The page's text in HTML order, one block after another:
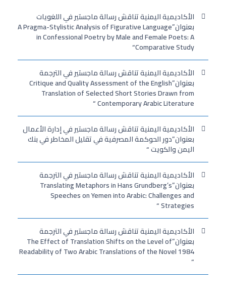
الأكاديمية اليمنية تناقش رسالة ماجستير في اللغويات
بعنوان”A Pragma-Stylistic Analysis of Figurative Language
in Confessional Poetry by Male and Female Poets: A
Comparative Study“
الأكاديمية اليمنية تناقش رسالة ماجستير في الترجمة
بعنوان”Critique and Quality Assessment of the English
Translation of Selected Short Stories Drawn from
Contemporary Arabic Literature “
الأكاديمية اليمنية تناقش رسالة ماجستير في إدارة الأعمال
بعنوان”دور الحوكمة المصرفية في تقليل المخاطر في بنك
اليمن والكويت “
الأكاديمية اليمنية تناقش رسالة ماجستير في الترجمة
بعنوان”Translating Metaphors in Hans Grundberg’s
Speeches on Yemen into Arabic: Challenges and
Strategies “
الأكاديمية اليمنية تناقش رسالة ماجستير في الترجمة
بعنوان”The Effect of Translation Shifts on the Level of
Readability of Two Arabic Translations of the Novel 1984
“